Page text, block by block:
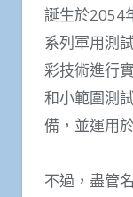
誕生於2054
系列軍用測
彩技術進行
和小範圍測
備，並運用
不過，盡管